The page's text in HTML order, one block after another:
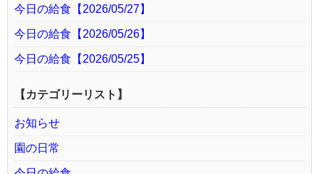
今日の給食【2026/05/27】
今日の給食【2026/05/26】
今日の給食【2026/05/25】
【カテゴリーリスト】
お知らせ
園の日常